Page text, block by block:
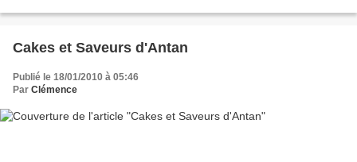
Cakes et Saveurs d'Antan
Publié le 18/01/2010 à 05:46
Par Clémence